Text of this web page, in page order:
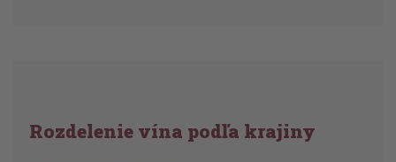
Rozdelenie vína podľa krajiny